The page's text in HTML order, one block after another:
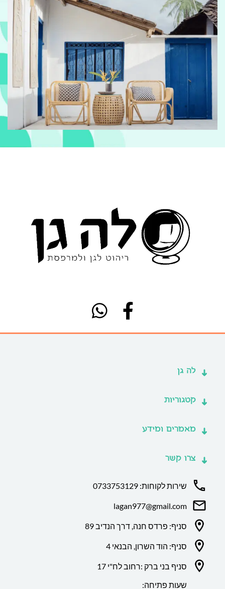
לה גן
קטגוריות
מאמרים ומידע
צרו קשר
שירות לקוחות: 0733753129
lagan977@gmail.com
סניף: פרדס חנה, דרך הנדיב 89
סניף: הוד השרון, הבנאי 4
סניף בני ברק :רחוב לח"י 17
שעות פתיחה: